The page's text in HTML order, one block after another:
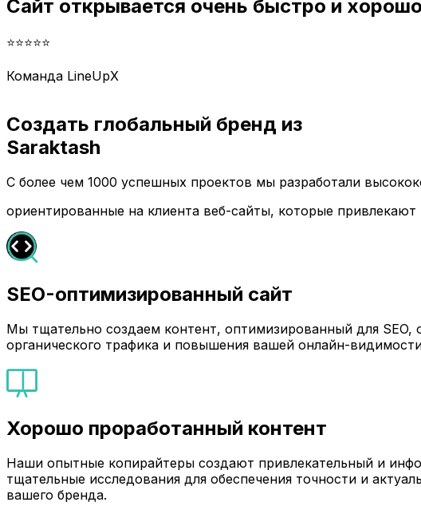
Сайт открывается очень быстро и
⭐⭐⭐⭐⭐
Команда LineUpX
Создать глобальный бренд из
Saraktash
С более чем 1000 успешных проектов мы разработали
ориентированные на клиента веб-сайты, которые
SEO-оптимизированный сайт
Мы тщательно создаем контент, оптимизированный для SEO,
органического трафика и повышения вашей онлайн-
Хорошо проработанный контент
Наши опытные копирайтеры создают привлекательный и
тщательные исследования для обеспечения точности и
вашего бренда.